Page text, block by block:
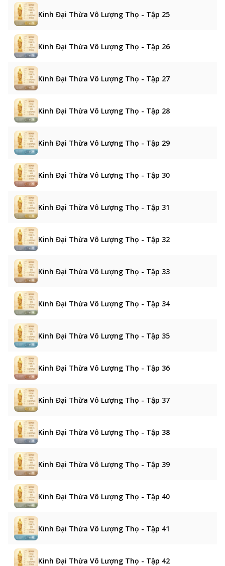
Kinh Đại Thừa Vô Lượng Thọ - Tập 25
Kinh Đại Thừa Vô Lượng Thọ - Tập 26
Kinh Đại Thừa Vô Lượng Thọ - Tập 27
Kinh Đại Thừa Vô Lượng Thọ - Tập 28
Kinh Đại Thừa Vô Lượng Thọ - Tập 29
Kinh Đại Thừa Vô Lượng Thọ - Tập 30
Kinh Đại Thừa Vô Lượng Thọ - Tập 31
Kinh Đại Thừa Vô Lượng Thọ - Tập 32
Kinh Đại Thừa Vô Lượng Thọ - Tập 33
Kinh Đại Thừa Vô Lượng Thọ - Tập 34
Kinh Đại Thừa Vô Lượng Thọ - Tập 35
Kinh Đại Thừa Vô Lượng Thọ - Tập 36
Kinh Đại Thừa Vô Lượng Thọ - Tập 37
Kinh Đại Thừa Vô Lượng Thọ - Tập 38
Kinh Đại Thừa Vô Lượng Thọ - Tập 39
Kinh Đại Thừa Vô Lượng Thọ - Tập 40
Kinh Đại Thừa Vô Lượng Thọ - Tập 41
Kinh Đại Thừa Vô Lượng Thọ - Tập 42